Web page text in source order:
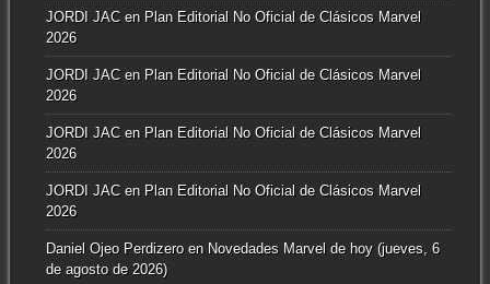
JORDI JACen Plan Editorial No Oficial de Clásicos Marvel
2026
JORDI JACen Plan Editorial No Oficial de Clásicos Marvel
2026
JORDI JACen Plan Editorial No Oficial de Clásicos Marvel
2026
JORDI JACen Plan Editorial No Oficial de Clásicos Marvel
2026
Daniel Ojeo Perdizeroen Novedades Marvel de hoy (jueves, 6
de agosto de 2026)